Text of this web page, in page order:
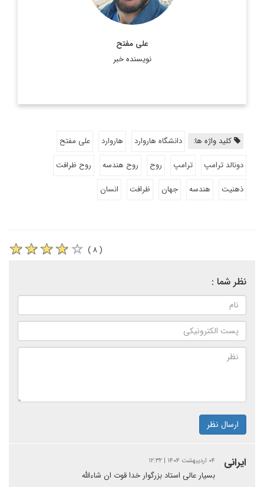
علی مفتح
نویسنده خبر
کلید واژه ها: دانشگاه هاروارد هاروارد
علی مفتح
دونالد ترامپ
ترامپ روح روح هندسه
روح ظرافت
ذهنیت
هندسه جهان ظرافت انسان
( ۸ )
نظر شما :
ارسال نظر
ایرانی ۰۴ اردیبهشت ۱۴۰۴ | ۱۲:۳۲
بسیار عالی استاد بزرگوار خدا قوت ان شاءالله